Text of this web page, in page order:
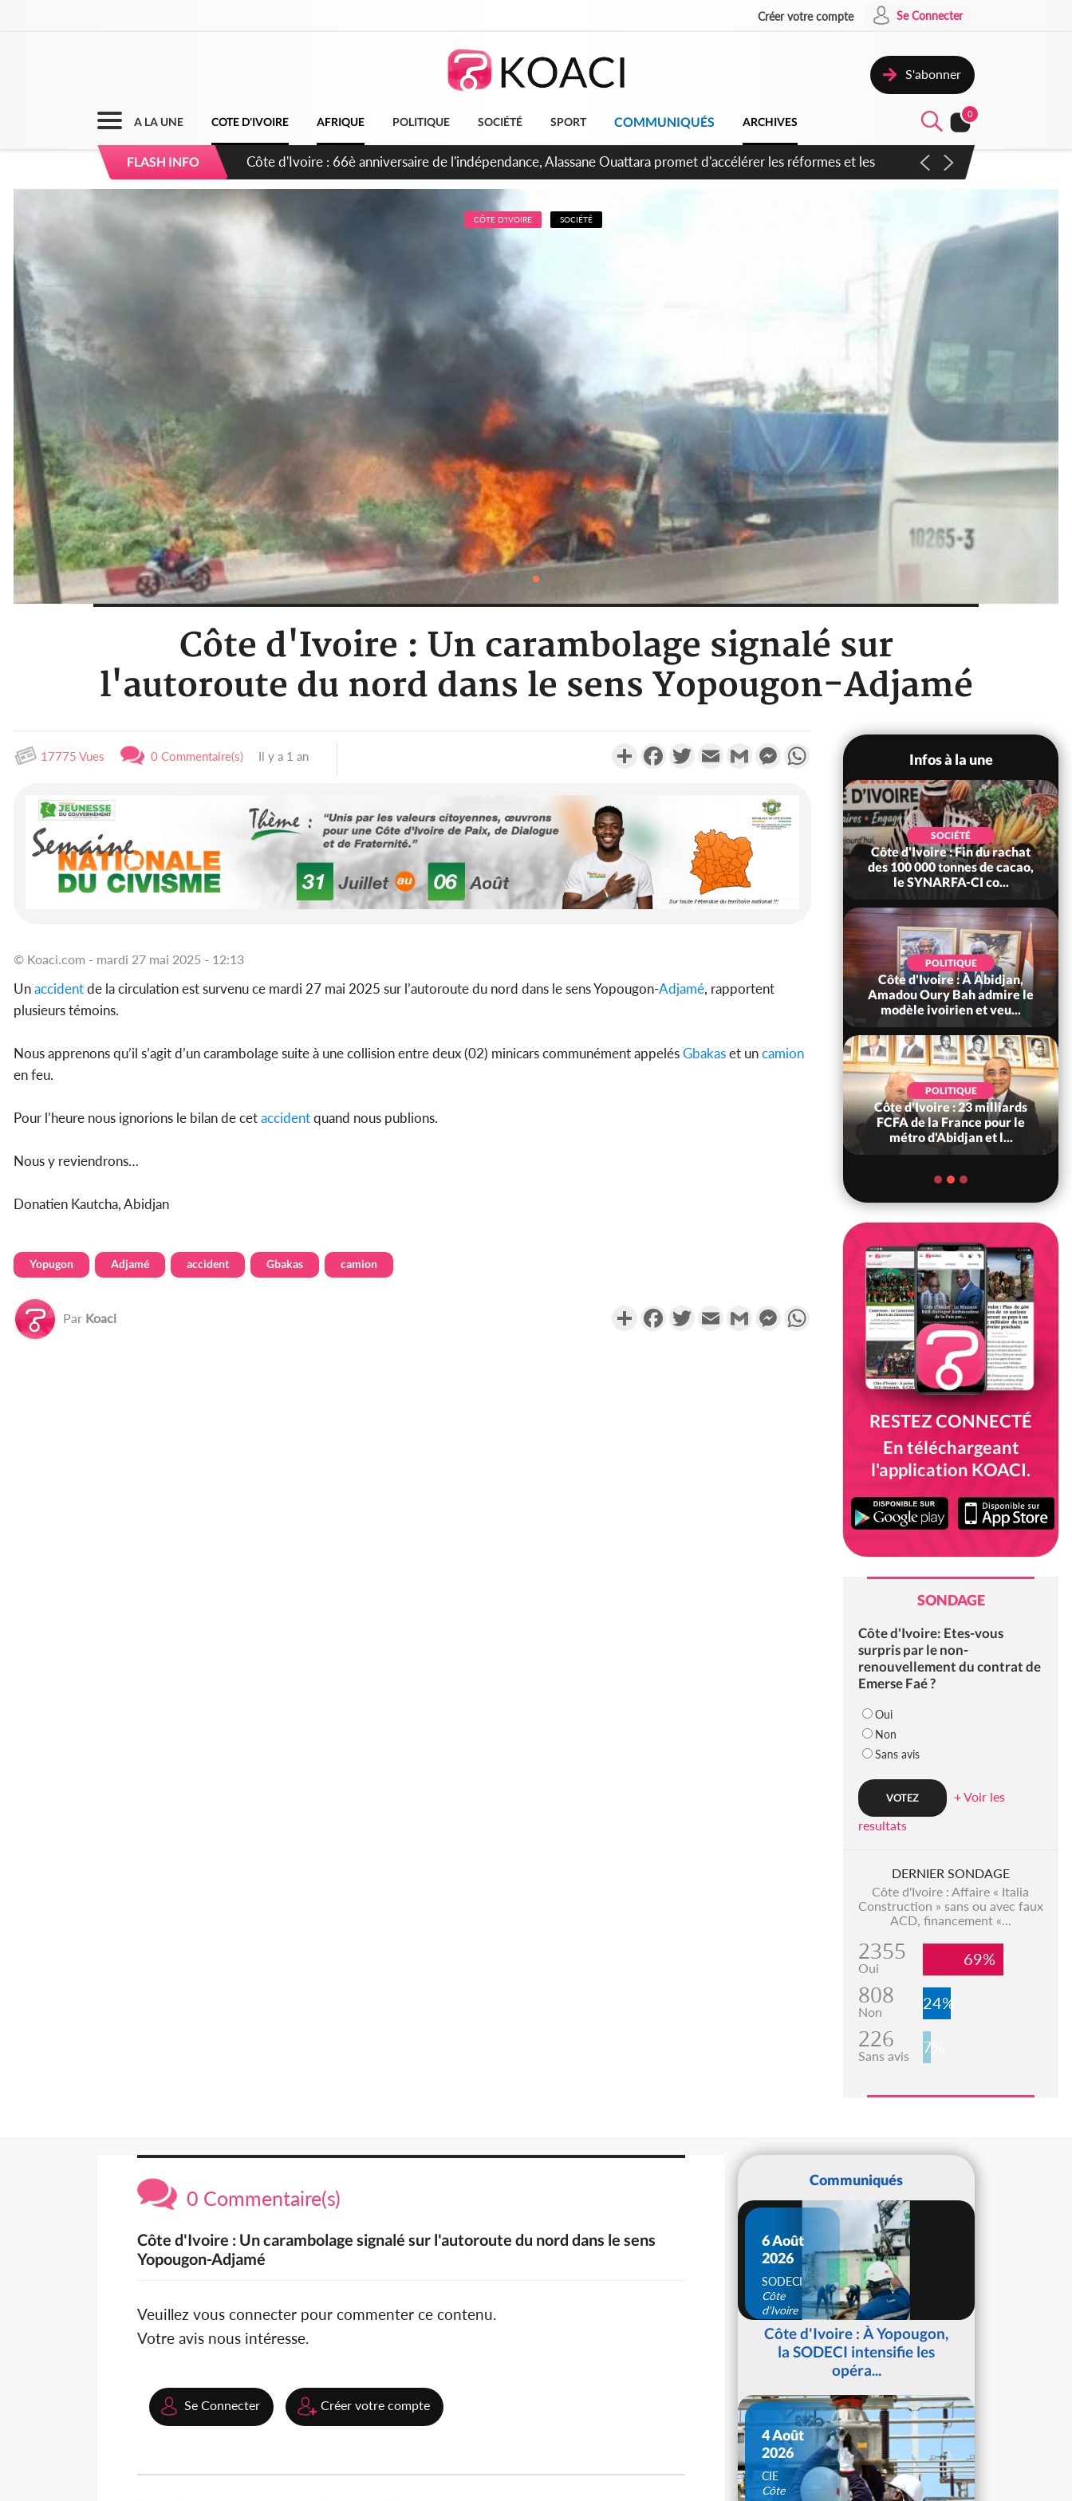
Créer votre compte Se Connecter
S'abonner
A LA UNE COTE D'IVOIRE AFRIQUE POLITIQUE SOCIÉTÉ SPORT COMMUNIQUÉS ARCHIVES
0
FLASH INFO
Côte d'Ivoire : À Abidjan, Amadou Oury Bah admire le modèle ivoirien et veut s'en inspirer pour accélérer le
développement de la Guinée
CÔTE D'IVOIRE SOCIÉTÉ
Côte d'Ivoire : Un carambolage signalé sur
l'autoroute du nord dans le sens Yopougon-Adjamé
17775 Vues 0 Commentaire(s) Il y a 1 an PartagerFacebookTwitterEmail Gmail MessengerWhatsApp
© Koaci.com - mardi 27 mai 2025 - 12:13
Unaccidentde la circulation est survenu ce mardi 27 mai 2025 sur l’autoroute du nord dans le sens Yopougon-Adjamé, rapportent
plusieurs témoins.
Nous apprenons qu’il s’agit d’un carambolage suite à une collision entre deux (02) minicars communément appelésGbakaset uncamion
en feu.
Pour l’heure nous ignorions le bilan de cetaccidentquand nous publions.
Nous y reviendrons…
Donatien Kautcha, Abidjan
Yopugon Adjamé accident Gbakas camion
Par Koaci PartagerFacebookTwitterEmail Gmail MessengerWhatsApp
Infos à la une
POLITIQUE
Côte d'Ivoire : Fête nationale,
Alassane Ouattara accorde
la grâce à 4 661...
l'indépendance, Alassane
SOCIÉTÉ
Côte d'Ivoire : Fin du rachat
des 100 000 tonnes de cacao,
le SYNARFA-CI co...
POLITIQUE
Côte d'Ivoire : À Abidjan,
Amadou Oury Bah admire le
modèle ivoirien et veu...
POLITIQUE
Côte d'Ivoire : 23 milliards
FCFA de la France pour le
métro d'Abidjan et l...
RESTEZ CONNECTÉ
En téléchargeant
l'application KOACI.
SONDAGE
Côte d'Ivoire: Etes-vous
surpris par le non-
renouvellement du contrat de
Emerse Faé ?
Oui
Non
Sans avis
+ Voir les
resultats
DERNIER SONDAGE
Côte d'Ivoire : Affaire « Italia
Construction » sans ou avec faux
ACD, financement «...
2355
Oui 69%
808
Non 24%
226
Sans avis 7%
0 Commentaire(s)
Côte d'Ivoire : Un carambolage signalé sur l'autoroute du nord dans le sens
Yopougon-Adjamé
Veuillez vous connecter pour commenter ce contenu.
Votre avis nous intéresse.
Se Connecter Créer votre compte
Communiqués
6 Août
2026
SODECI
Côte
d'Ivoire
Côte d'Ivoire : À Yopougon,
la SODECI intensifie les
opéra...
4 Août
2026
CIE
Côte